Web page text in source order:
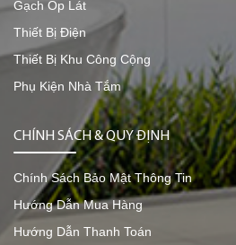
Gạch Ốp Lát
Thiết Bị Điện
Thiết Bị Khu Công Cộng
Phụ Kiện Nhà Tắm
CHÍNH SÁCH & QUY ĐỊNH
Chính Sách Bảo Mật Thông Tin
Hướng Dẫn Mua Hàng
Hướng Dẫn Thanh Toán